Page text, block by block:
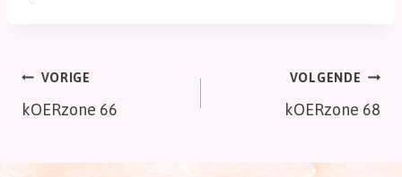
Bericht
navigatie
VORIGE
kOERzone 66
VOLGENDE
kOERzone 68